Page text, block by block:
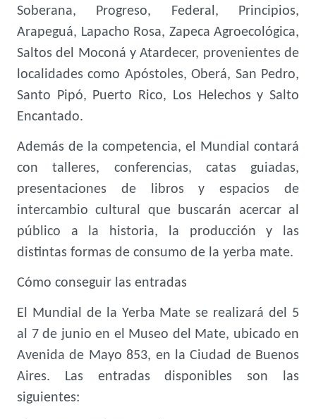
Soberana, Progreso, Federal, Principios,
Arapeguá, Lapacho Rosa, Zapeca Agroecológica,
Saltos del Moconá y Atardecer, provenientes de
localidades como Apóstoles, Oberá, San Pedro,
Santo Pipó, Puerto Rico, Los Helechos y Salto
Encantado.
Además de la competencia, el Mundial contará
con talleres, conferencias, catas guiadas,
presentaciones de libros y espacios de
intercambio cultural que buscarán acercar al
público a la historia, la producción y las
distintas formas de consumo de la yerba mate.
Cómo conseguir las entradas
El Mundial de la Yerba Mate se realizará del 5
al 7 de junio en el Museo del Mate, ubicado en
Avenida de Mayo 853, en la Ciudad de Buenos
Aires. Las entradas disponibles son las
siguientes: